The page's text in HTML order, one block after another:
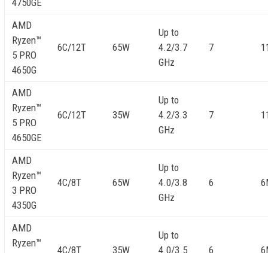
AMD
Ryzen™
5 PRO
4650G
6C/12T 65W
Up to
4.2/3.7
GHz
7
AMD
Ryzen™
5 PRO
4650GE
6C/12T 35W
Up to
4.2/3.3
GHz
7
AMD
Ryzen™
3 PRO
4350G
4C/8T 65W
Up to
4.0/3.8
GHz
6
AMD
Ryzen™
4C/8T 35W
Up to
4.0/3.5
6